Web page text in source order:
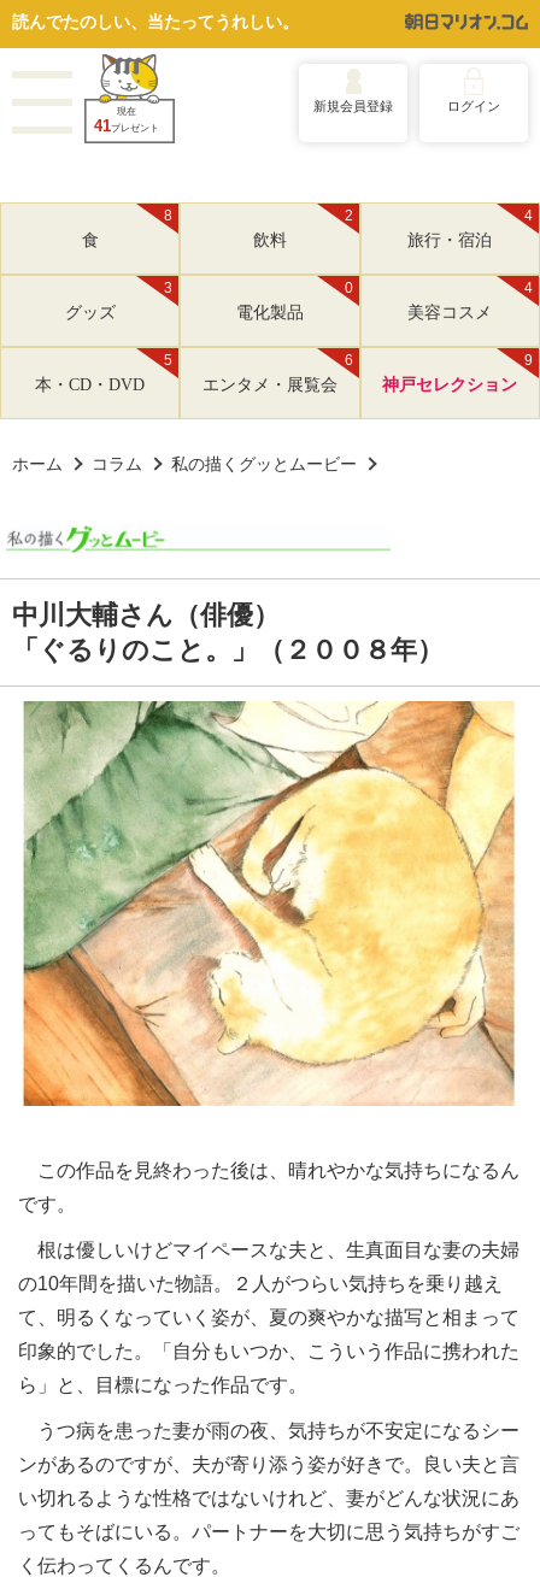
読んでたのしい、当たってうれしい。
現在
41プレゼント
新規会員登録 ログイン
8
食
2
飲料
4
旅行・宿泊
3
グッズ
0
電化製品
4
美容コスメ
5
本・CD・DVD
6
エンタメ・展覧会
9
神戸セレクション
ホーム コラム 私の描くグッとムービー
中川大輔さん（俳優）
「ぐるりのこと。」（２００８年）
この作品を見終わった後は、晴れやかな気持ちになるん
です。
根は優しいけどマイペースな夫と、生真面目な妻の夫婦
の10年間を描いた物語。２人がつらい気持ちを乗り越え
て、明るくなっていく姿が、夏の爽やかな描写と相まって
印象的でした。「自分もいつか、こういう作品に携われた
ら」と、目標になった作品です。
うつ病を患った妻が雨の夜、気持ちが不安定になるシー
ンがあるのですが、夫が寄り添う姿が好きで。良い夫と言
い切れるような性格ではないけれど、妻がどんな状況にあ
ってもそばにいる。パートナーを大切に思う気持ちがすご
く伝わってくるんです。